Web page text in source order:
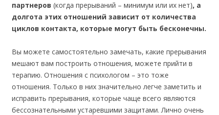
партнеров (когда прерываний – минимум или их нет), а
долгота этих отношений зависит от количества
циклов контакта, которые могут быть бесконечны.
Вы можете самостоятельно замечать, какие прерывания
мешают вам построить отношения, можете прийти в
терапию. Отношения с психологом – это тоже
отношения. Только в них значительно легче заметить и
исправить прерывания, которые чаще всего являются
бессознательными устаревшими защитами. Лично очень